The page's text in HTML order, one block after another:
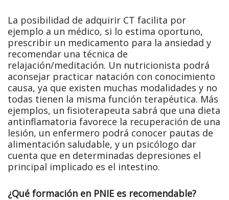
La posibilidad de adquirir CT facilita por
ejemplo a un médico, si lo estima oportuno,
prescribir un medicamento para la ansiedad y
recomendar una técnica de
relajación/meditación. Un nutricionista podrá
aconsejar practicar natación con conocimiento
causa, ya que existen muchas modalidades y no
todas tienen la misma función terapéutica. Más
ejemplos, un fisioterapeuta sabrá que una dieta
antinflamatoria favorece la recuperación de una
lesión, un enfermero podrá conocer pautas de
alimentación saludable, y un psicólogo dar
cuenta que en determinadas depresiones el
principal implicado es el intestino.
¿Qué formación en PNIE es recomendable?